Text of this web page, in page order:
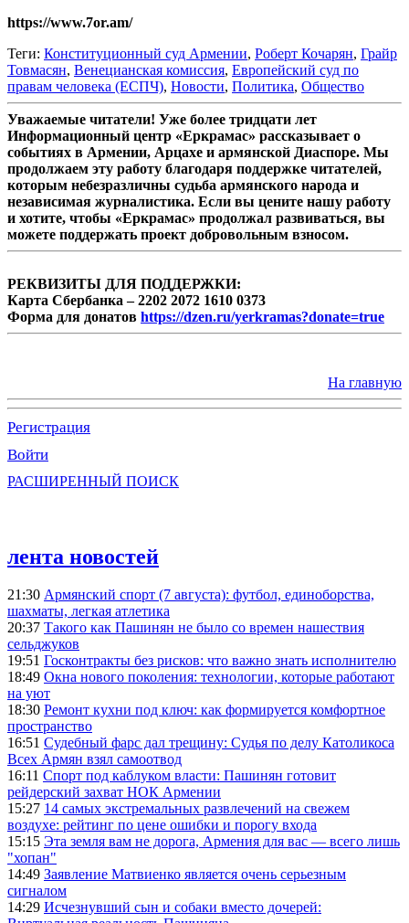
https://www.7or.am/
Теги: Конституционный суд Армении, Роберт Кочарян, Грайр
Товмасян, Венецианская комиссия, Европейский суд по
правам человека (ЕСПЧ), Новости, Политика, Общество
Уважаемые читатели! Уже более тридцати лет
Информационный центр «Еркрамас» рассказывает о
событиях в Армении, Арцахе и армянской Диаспоре. Мы
продолжаем эту работу благодаря поддержке читателей,
которым небезразличны судьба армянского народа и
независимая журналистика. Если вы цените нашу работу
и хотите, чтобы «Еркрамас» продолжал развиваться, вы
можете поддержать проект добровольным взносом.
РЕКВИЗИТЫ ДЛЯ ПОДДЕРЖКИ:
Карта Сбербанка – 2202 2072 1610 0373
Форма для донатов https://dzen.ru/yerkramas?donate=true
На главную
Регистрация
Войти
РАСШИРЕННЫЙ ПОИСК
лента новостей
21:30 Армянский спорт (7 августа): футбол, единоборства,
шахматы, легкая атлетика
20:37 Такого как Пашинян не было со времен нашествия
сельджуков
19:51 Госконтракты без рисков: что важно знать исполнителю
18:49 Окна нового поколения: технологии, которые работают
на уют
18:30 Ремонт кухни под ключ: как формируется комфортное
пространство
16:51 Судебный фарс дал трещину: Судья по делу Католикоса
Всех Армян взял самоотвод
16:11 Спорт под каблуком власти: Пашинян готовит
рейдерский захват НОК Армении
15:27 14 самых экстремальных развлечений на свежем
воздухе: рейтинг по цене ошибки и порогу входа
15:15 Эта земля вам не дорога, Армения для вас — всего лишь
"хопан"
14:49 Заявление Матвиенко является очень серьезным
сигналом
14:29 Исчезнувший сын и собаки вместо дочерей: